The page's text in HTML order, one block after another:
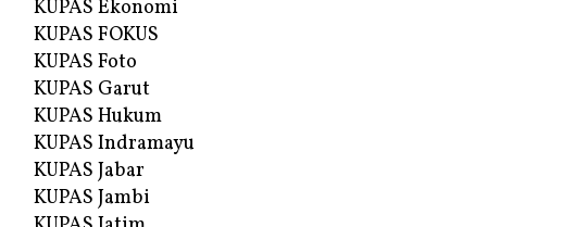
KUPAS Ekonomi
KUPAS FOKUS
KUPAS Foto
KUPAS Garut
KUPAS Hukum
KUPAS Indramayu
KUPAS Jabar
KUPAS Jambi